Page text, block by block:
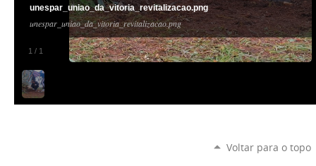
1 / 1
unespar_uniao_da_vitoria_revitalizacao.png
unespar_uniao_da_vitoria_revitalizacao.png
Voltar para o topo